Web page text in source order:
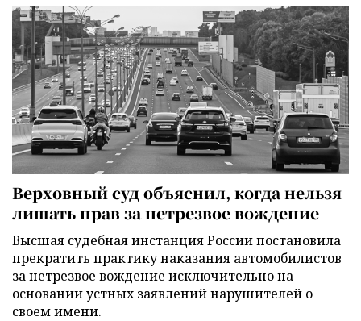
Верховный суд объяснил, когда нельзя
лишать прав за нетрезвое вождение
Высшая судебная инстанция России постановила
прекратить практику наказания автомобилистов
за нетрезвое вождение исключительно на
основании устных заявлений нарушителей о
своем имени.